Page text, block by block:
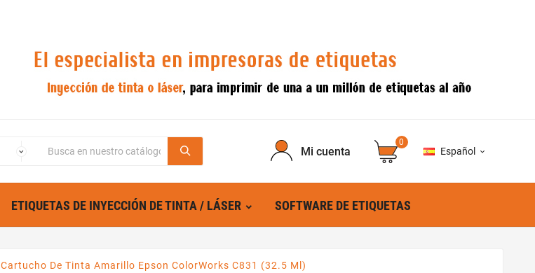
Mi cuenta
0
Español 
ETIQUETAS DE INYECCIÓN DE TINTA / LÁSER SOFTWARE DE ETIQUETAS
Cartucho De Tinta Amarillo Epson ColorWorks C831 (32.5 Ml)